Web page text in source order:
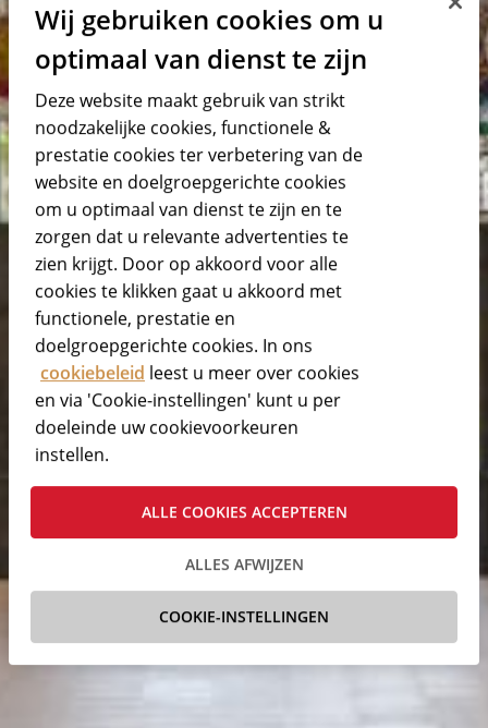
Wij gebruiken cookies om u
optimaal van dienst te zijn
Deze website maakt gebruik van strikt
noodzakelijke cookies, functionele &
prestatie cookies ter verbetering van de
website en doelgroepgerichte cookies
om u optimaal van dienst te zijn en te
zorgen dat u relevante advertenties te
zien krijgt. Door op akkoord voor alle
cookies te klikken gaat u akkoord met
functionele, prestatie en
doelgroepgerichte cookies. In ons
cookiebeleid leest u meer over cookies
en via 'Cookie-instellingen' kunt u per
doeleinde uw cookievoorkeuren
instellen.
ALLES AFWIJZEN
ALLE COOKIES ACCEPTEREN
COOKIE-INSTELLINGEN